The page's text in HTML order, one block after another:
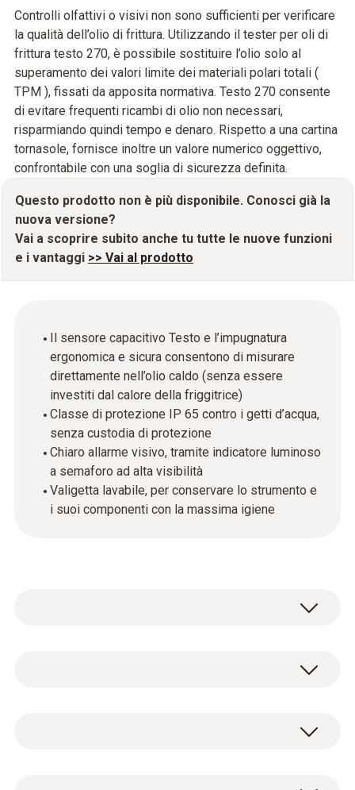
Controlli olfattivi o visivi non sono sufficienti per verificare
la qualità dell’olio di frittura. Utilizzando il tester per oli di
frittura testo 270, è possibile sostituire l’olio solo al
superamento dei valori limite dei materiali polari totali (
TPM ), fissati da apposita normativa. Testo 270 consente
di evitare frequenti ricambi di olio non necessari,
risparmiando quindi tempo e denaro. Rispetto a una cartina
tornasole, fornisce inoltre un valore numerico oggettivo,
confrontabile con una soglia di sicurezza definita.
Questo prodotto non è più disponibile. Conosci già la
nuova versione?
Vai a scoprire subito anche tu tutte le nuove funzioni
e i vantaggi >> Vai al prodotto
Il sensore capacitivo Testo e l’impugnatura
ergonomica e sicura consentono di misurare
direttamente nell’olio caldo (senza essere
investiti dal calore della friggitrice)
Classe di protezione IP 65 contro i getti d’acqua,
senza custodia di protezione
Chiaro allarme visivo, tramite indicatore luminoso
a semaforo ad alta visibilità
Valigetta lavabile, per conservare lo strumento e
i suoi componenti con la massima igiene
Testo 270 consente di lavorare in modo più
Tester per oli di frittura testo 270 con olio di